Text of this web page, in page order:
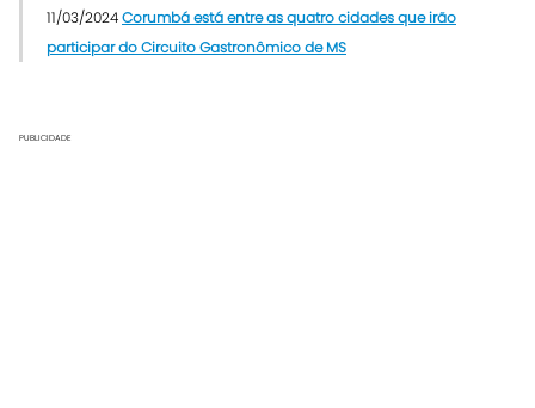
11/03/2024Corumbá está entre as quatro cidades que irão
participar do Circuito Gastronômico de MS
PUBLICIDADE